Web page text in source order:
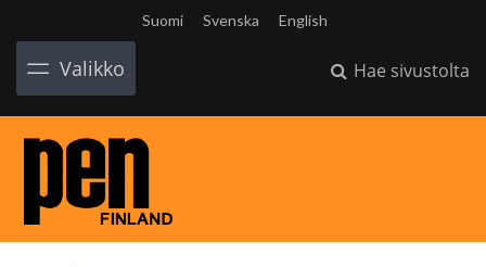
Suomi Svenska English
Valikko Hae sivustolta